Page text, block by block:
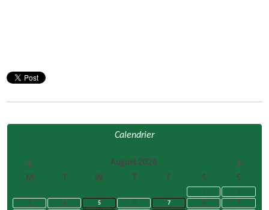
Calendrier
August 2026
M
T W T F S S
1
2
3
4 5 6 7 8
9